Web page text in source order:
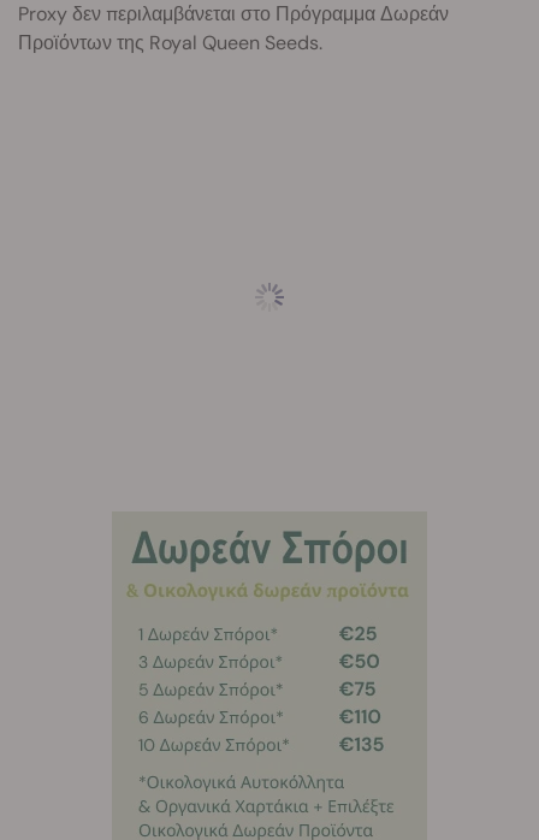
Proxy δεν περιλαμβάνεται στο Πρόγραμμα Δωρεάν
Προϊόντων της Royal Queen Seeds.